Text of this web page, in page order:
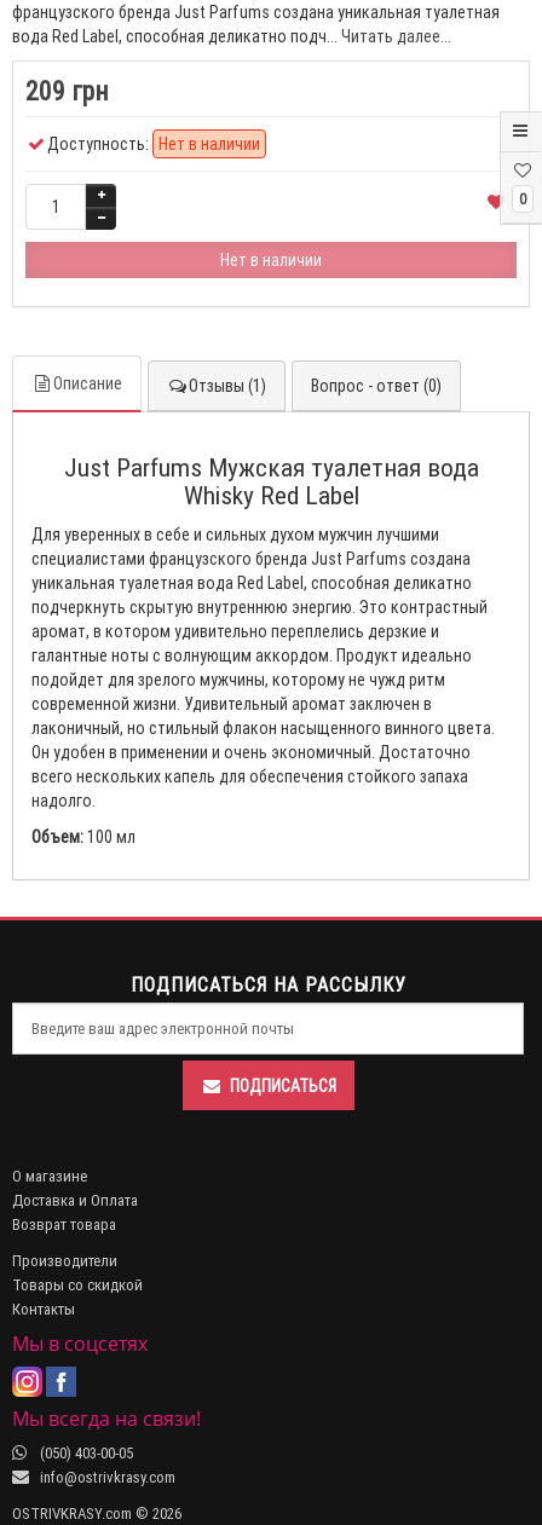
0
французского бренда Just Parfums создана уникальная туалетная
вода Red Label, способная деликатно подч... Читать далее...
209 грн
Доступность: Нет в наличии
Нет в наличии
Описание Отзывы (1) Вопрос - ответ (0)
Just Parfums Мужская туалетная вода
Whisky Red Label
Для уверенных в себе и сильных духом мужчин лучшими
специалистами французского бренда Just Parfums создана
уникальная туалетная вода Red Label, способная деликатно
подчеркнуть скрытую внутреннюю энергию. Это контрастный
аромат, в котором удивительно переплелись дерзкие и
галантные ноты с волнующим аккордом. Продукт идеально
подойдет для зрелого мужчины, которому не чужд ритм
современной жизни. Удивительный аромат заключен в
лаконичный, но стильный флакон насыщенного винного цвета.
Он удобен в применении и очень экономичный. Достаточно
всего нескольких капель для обеспечения стойкого запаха
надолго.
Объем:100 мл
ПОДПИСАТЬСЯ НА РАССЫЛКУ
ПОДПИСАТЬСЯ
О магазине
Доставка и Оплата
Возврат товара
Производители
Товары со скидкой
Контакты
Мы в соцсетях
Мы всегда на связи!
(050) 403-00-05
info@ostrivkrasy.com
OSTRIVKRASY.com © 2026